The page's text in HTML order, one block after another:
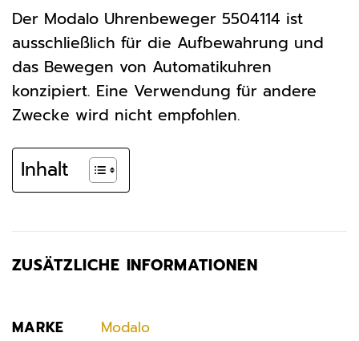
Der Modalo Uhrenbeweger 5504114 ist
ausschließlich für die Aufbewahrung und
das Bewegen von Automatikuhren
konzipiert. Eine Verwendung für andere
Zwecke wird nicht empfohlen.
Inhalt
ZUSÄTZLICHE INFORMATIONEN
MARKE Modalo